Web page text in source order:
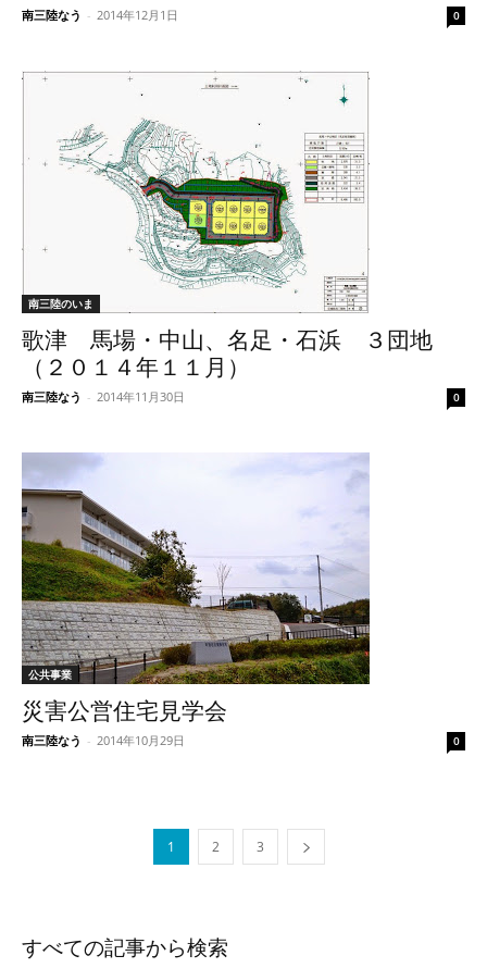
南三陸なう - 2014年12月1日 0
南三陸のいま
歌津 馬場・中山、名足・石浜 ３団地
（２０１４年１１月）
南三陸なう - 2014年11月30日 0
公共事業
災害公営住宅見学会
南三陸なう - 2014年10月29日 0
1 2 3
すべての記事から検索